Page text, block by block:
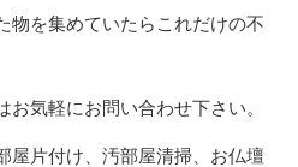
物を集めていたらこれだけの不
気軽にお問い合わせ下さい。
屋片付け、汚部屋清掃、お仏壇